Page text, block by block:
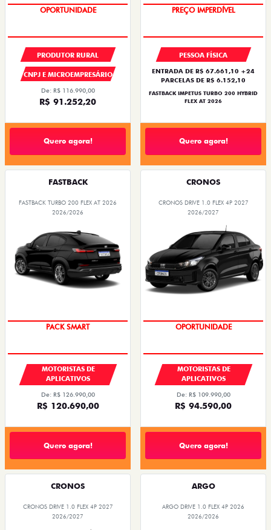
TODOS PESSOA FÍSICA TAXISTA
As melhores ofertas Fiat em Juiz de Fora,
Está na hora de realizar o sonho do carro próprio!
Confira abaixo as melhoras
ofertas Fiat em Juiz de Fora,
para você!
ARGO
ARGO DRIVE 1.3 AT FLEX 4P 2026
PESSOA FÍSICA
De: R$ 110.980,00
R$ 99.990,00
FASTBACK
FASTBACK TURBO 200 FLEX AT 2026
PESSOA FÍSICA
De: R$ 126.990,00
R$ 119.990,00